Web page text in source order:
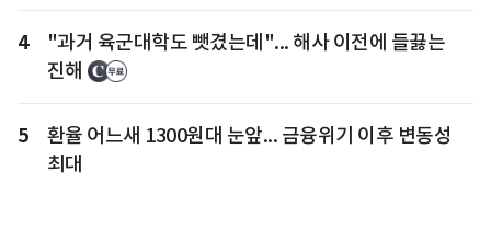
4
"과거 육군대학도 뺏겼는데"... 해사 이전에 들끓는
진해
5
환율 어느새 1300원대 눈앞... 금융위기 이후 변동성
최대